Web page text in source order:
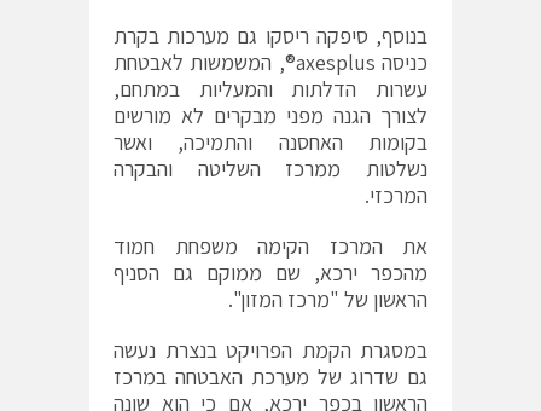
בנוסף, סיפקה ריסקו גם מערכות בקרת
כניסה axesplus®, המשמשות לאבטחת
עשרות הדלתות והמעליות במתחם,
לצורך הגנה מפני מבקרים לא מורשים
בקומות האחסנה והתמיכה, ואשר
נשלטות ממרכז השליטה והבקרה
המרכזי.
את המרכז הקימה משפחת חמוד
מהכפר ירכא, שם ממוקם גם הסניף
הראשון של "מרכז המזון".
במסגרת הקמת הפרויקט בנצרת נעשה
גם שדרוג של מערכת האבטחה במרכז
הראשון בכפר ירכא, אם כי הוא שונה